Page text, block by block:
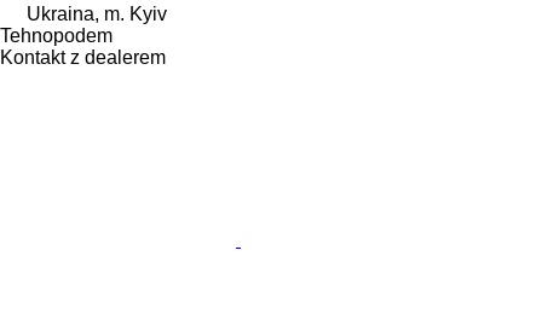
Ukraina, m. Kyiv
Tehnopodem
Kontakt z dealerem